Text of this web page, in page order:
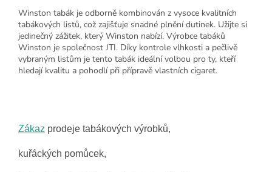
Winston tabák je odborně kombinován z vysoce kvalitních
tabákových listů, což zajišťuje snadné plnění dutinek. Užijte si
jedinečný zážitek, který Winston nabízí. Výrobce tabáků
Winston je společnost JTI. Díky kontrole vlhkosti a pečlivě
vybraným listům je tento tabák ideální volbou pro ty, kteří
hledají kvalitu a pohodlí při přípravě vlastních cigaret.
Zákaz prodeje tabákových výrobků,
kuřáckých pomůcek,